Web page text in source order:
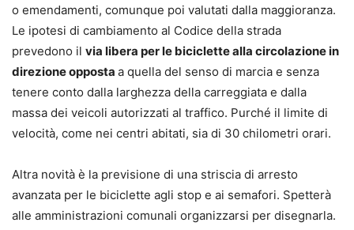
o emendamenti, comunque poi valutati dalla maggioranza.
Le ipotesi di cambiamento al Codice della strada
prevedono il via libera per le biciclette alla circolazione in
direzione opposta a quella del senso di marcia e senza
tenere conto dalla larghezza della carreggiata e dalla
massa dei veicoli autorizzati al traffico. Purché il limite di
velocità, come nei centri abitati, sia di 30 chilometri orari.
Altra novità è la previsione di una striscia di arresto
avanzata per le biciclette agli stop e ai semafori. Spetterà
alle amministrazioni comunali organizzarsi per disegnarla.